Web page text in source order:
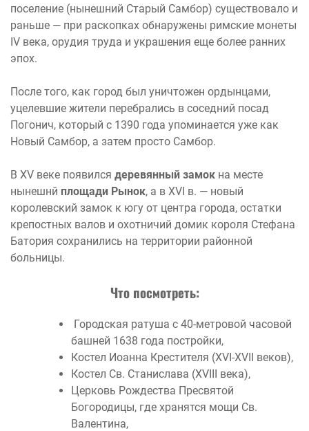
поселение (нынешний Старый Самбор) существовало и
раньше — при раскопках обнаружены римские монеты
IV века, орудия труда и украшения еще более ранних
эпох.
После того, как город был уничтожен ордынцами,
уцелевшие жители перебрались в соседний посад
Погонич, который с 1390 года упоминается уже как
Новый Самбор, а затем просто Самбор.
В XV веке появился деревянный замок на месте
нынешнй площади Рынок, а в XVI в. — новый
королевский замок к югу от центра города, остатки
крепостных валов и охотничий домик короля Стефана
Батория сохранились на территории районной
больницы.
Что посмотреть:
Городская ратуша с 40-метровой часовой
башней 1638 года постройки,
Костел Иоанна Крестителя (XVI-XVII веков),
Костел Св. Станислава (XVIII века),
Церковь Рождества Пресвятой
Богородицы, где хранятся мощи Св.
Валентина,